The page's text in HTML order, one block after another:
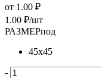
от 1.00 ₽
1.00 ₽/шт
РАЗМЕРпод
45х45
-